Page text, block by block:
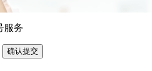
服务
确认提交